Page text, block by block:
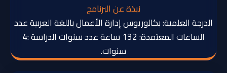
نبذة عن البرنامج
الدرجة العلمية: بكالوريوس إدارة الأعمال باللغة العربية عدد
الساعات المعتمدة: 132 ساعة عدد سنوات الدراسة :4
سنوات.